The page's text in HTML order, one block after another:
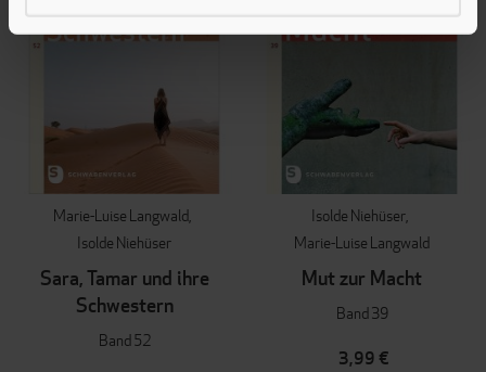
Marie-Luise Langwald
Isolde Niehüser
Sara, Tamar und ihre
Schwestern
Band 52
Isolde Niehüser
Marie-Luise Langwald
Mut zur Macht
Band 39
3,99 €